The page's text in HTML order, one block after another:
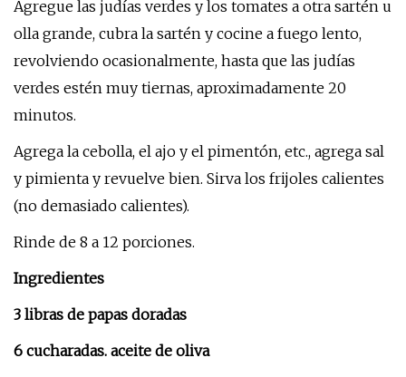
Agregue las judías verdes y los tomates a otra sartén u
olla grande, cubra la sartén y cocine a fuego lento,
revolviendo ocasionalmente, hasta que las judías
verdes estén muy tiernas, aproximadamente 20
minutos.
Agrega la cebolla, el ajo y el pimentón, etc., agrega sal
y pimienta y revuelve bien. Sirva los frijoles calientes
(no demasiado calientes).
Rinde de 8 a 12 porciones.
Ingredientes
3 libras de papas doradas
6 cucharadas. aceite de oliva